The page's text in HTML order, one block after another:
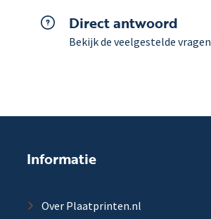
Direct antwoord
Bekijk de veelgestelde vragen
Informatie
Over Plaatprinten.nl